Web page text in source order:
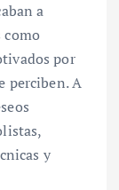
a
como
por
perciben. A
y